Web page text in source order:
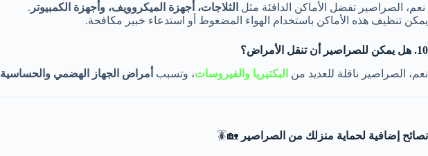
نعم، الصراصير تفضل الأماكن الدافئة مثل الثلاجات، أجهزة الميكروويف، وأجهزة الكمبيوتر .
يمكن تنظيف هذه الأماكن باستخدام الهواء المضغوط أو استدعاء خبير مكافحة.
10. هل يمكن للصراصير أن تنقل الأمراض؟
نعم، الصراصير ناقلة للعديد من البكتيريا والفيروسات، وتسبب أمراض الجهاز الهضمي والحساسية
نصائح إضافية لحماية منزلك من الصراصير 🏡🪳